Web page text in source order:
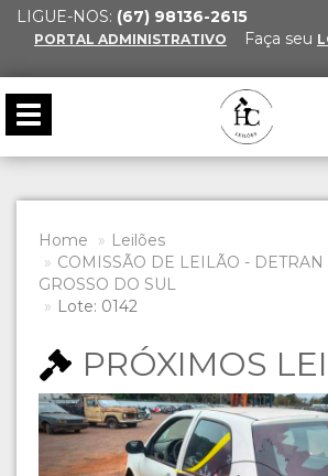
LIGUE-NOS: (67) 98136-2615
PORTAL ADMINISTRATIVO Faça seu
Toggle
navigation
Home
Leilões
COMISSÃO DE LEILÃO - DETRAN
GROSSO DO SUL
Lote: 0142
PRÓXIMOS
Previous